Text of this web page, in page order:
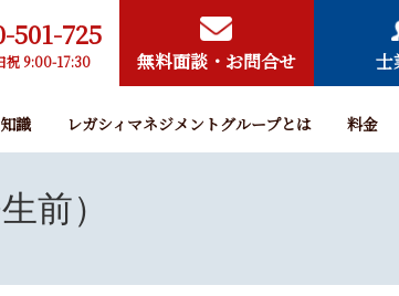
501-725
祝 9:00-17:30 無料面談・お問合せ 士
識 レガシィマネジメントグループとは 料金
前）